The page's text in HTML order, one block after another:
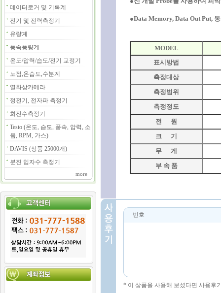
데이터로거 및 기록계
전기 및 전력측정기
유량계
풍속풍량계
온도/압력/습도/전기 교정기
노점,온습도,수분계
열화상카메라
정전기, 전자파 측정기
회전수측정기
Testo (온도, 습도, 풍속, 압력, 소
음, RPM, 가스)
DAVIS (상품 25000개)
분진 입자수 측정기
more
●Data Memory, Data Out Put,
MODEL
표시방법
측정대상
측정범위
측정정도
전 원
크 기
무 게
부 속 품
번호
* 이 상품을 사용해 보셨다면 사용후